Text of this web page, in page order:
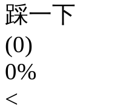
踩一下
(0)
0%
<